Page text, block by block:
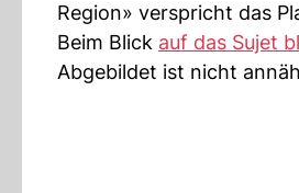
Region» verspricht das
Beim Blick auf das Sujet
Abgebildet ist nicht